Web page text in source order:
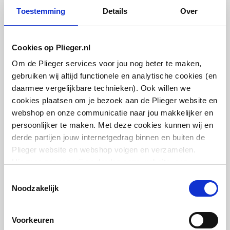
Toestemming Details Over
Cookies op Plieger.nl
Om de Plieger services voor jou nog beter te maken,
gebruiken wij altijd functionele en analytische cookies (en
daarmee vergelijkbare technieken). Ook willen we
cookies plaatsen om je bezoek aan de Plieger website en
webshop en onze communicatie naar jou makkelijker en
persoonlijker te maken. Met deze cookies kunnen wij en
derde partijen jouw internetgedrag binnen en buiten de
Plieger website en webshop volgen en verzamelen.
We slaan je cookievoorkeur op in je browser.
Noodzakelijk
Voorkeuren
Duo uitvoering Nee
Geschikt voor kokend
water
Met waterkoeler Nee
Opwarmtijd van 10 °C -
65 °C
17
Wandopstelling Ja
Plaatsing collector
Itho Daalderop thermostaat
voor Close-In/Up
Leverancier